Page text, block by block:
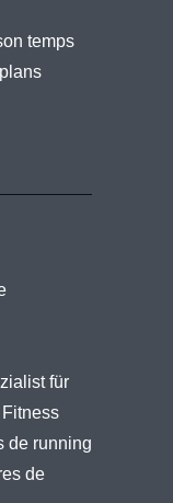
temps
für
de running
de